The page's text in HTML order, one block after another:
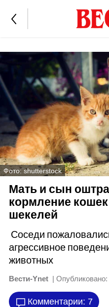
Фото: shutterstock
Мать и сын
кормление
шекелей
Соседи
агрессивное
животных
Вести-Ynet | Опубликовано:
Комментарии: 7